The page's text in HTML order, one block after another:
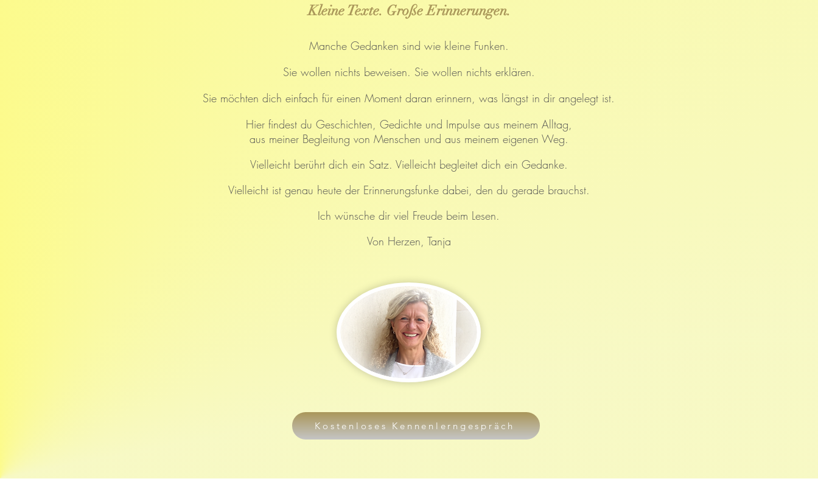
Kleine Texte. Große Erinnerungen.
Manche Gedanken sind wie kleine Funken.
Sie wollen nichts beweisen. Sie wollen nichts erklären.
Sie möchten dich einfach für einen Moment daran erinnern, was längst in dir angelegt ist.
Hier findest du Geschichten, Gedichte und Impulse aus meinem Alltag,
aus meiner Begleitung von Menschen und aus meinem eigenen Weg.
Vielleicht berührt dich ein Satz. Vielleicht begleitet dich ein Gedanke.
Vielleicht ist genau heute der Erinnerungsfunke dabei, den du gerade brauchst.
Ich wünsche dir viel Freude beim Lesen.
Von Herzen, Tanja
Kostenloses Kennenlerngespräch